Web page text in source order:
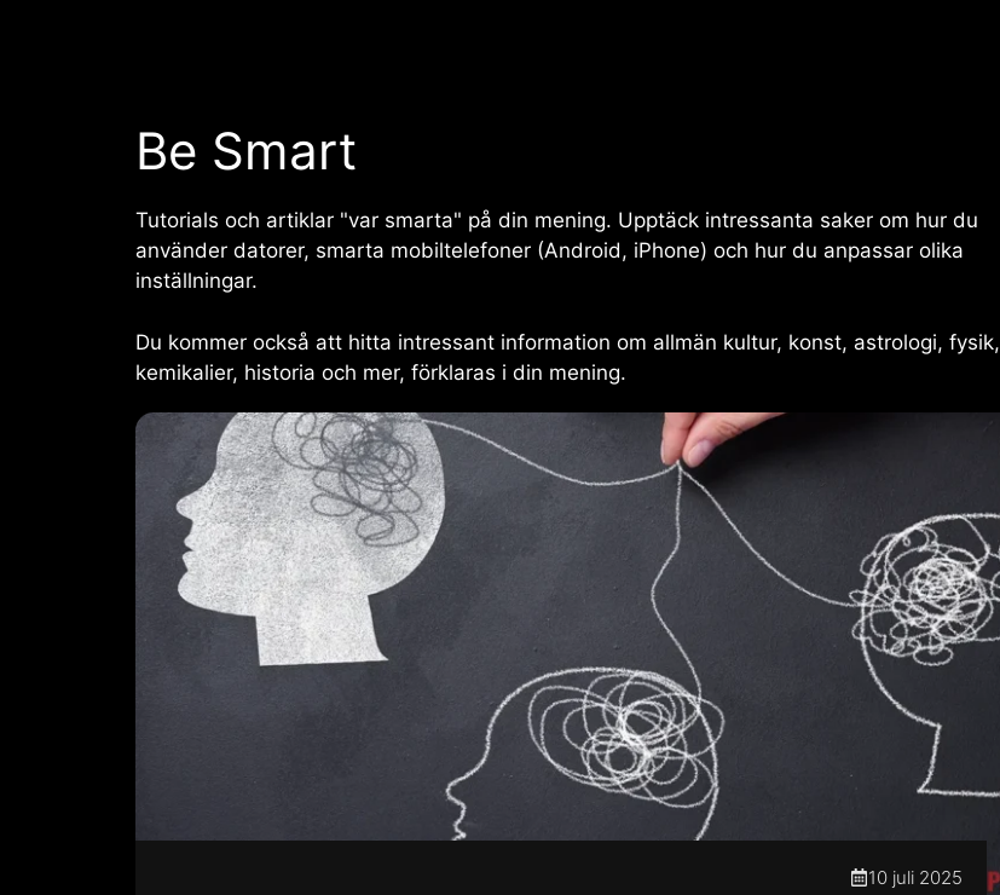
Be Smart
Tutorials och artiklar "var smarta" på din mening. Upptäck intressanta saker om hur du
använder datorer, smarta mobiltelefoner (Android, iPhone) och hur du anpassar olika
inställningar.
Du kommer också att hitta intressant information om allmän kultur, konst, astrologi, fysik,
kemikalier, historia och mer, förklaras i din mening.
10 juli 2025